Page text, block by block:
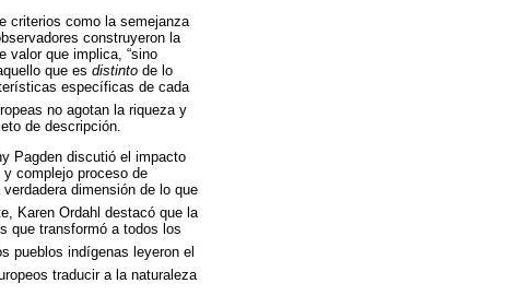
criterios como la semejanza
construyeron la
valor que implica, “sino
que es distinto de lo
específicas de cada
no agotan la riqueza y
de descripción.
Pagden discutió el impacto
y complejo proceso de
dimensión de lo que
Karen Ordahl destacó que la
que transformó a todos los
pueblos indígenas leyeron el
traducir a la naturaleza